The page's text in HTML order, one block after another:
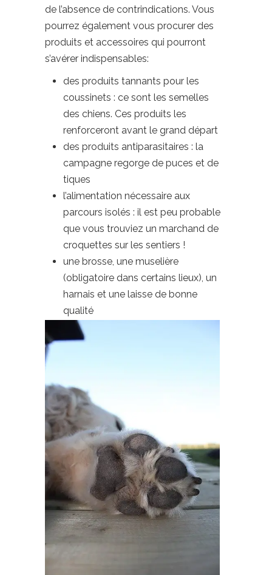
de l’absence de contrindications. Vous
pourrez également vous procurer des
produits et accessoires qui pourront
s’avérer indispensables:
des produits tannants pour les
coussinets : ce sont les semelles
des chiens. Ces produits les
renforceront avant le grand départ
des produits antiparasitaires : la
campagne regorge de puces et de
tiques
l’alimentation nécessaire aux
parcours isolés : il est peu probable
que vous trouviez un marchand de
croquettes sur les sentiers !
une brosse, une muselière
(obligatoire dans certains lieux), un
harnais et une laisse de bonne
qualité